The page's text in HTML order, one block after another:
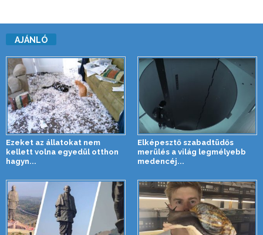
AJÁNLÓ
Ezeket az állatokat nem
kellett volna egyedül otthon
hagyn...
Elképesztő szabadtüdős
merülés a világ legmélyebb
medencéj...